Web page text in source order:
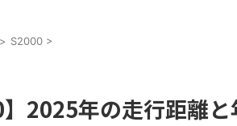
> S2000 >
】2025年の走行距離